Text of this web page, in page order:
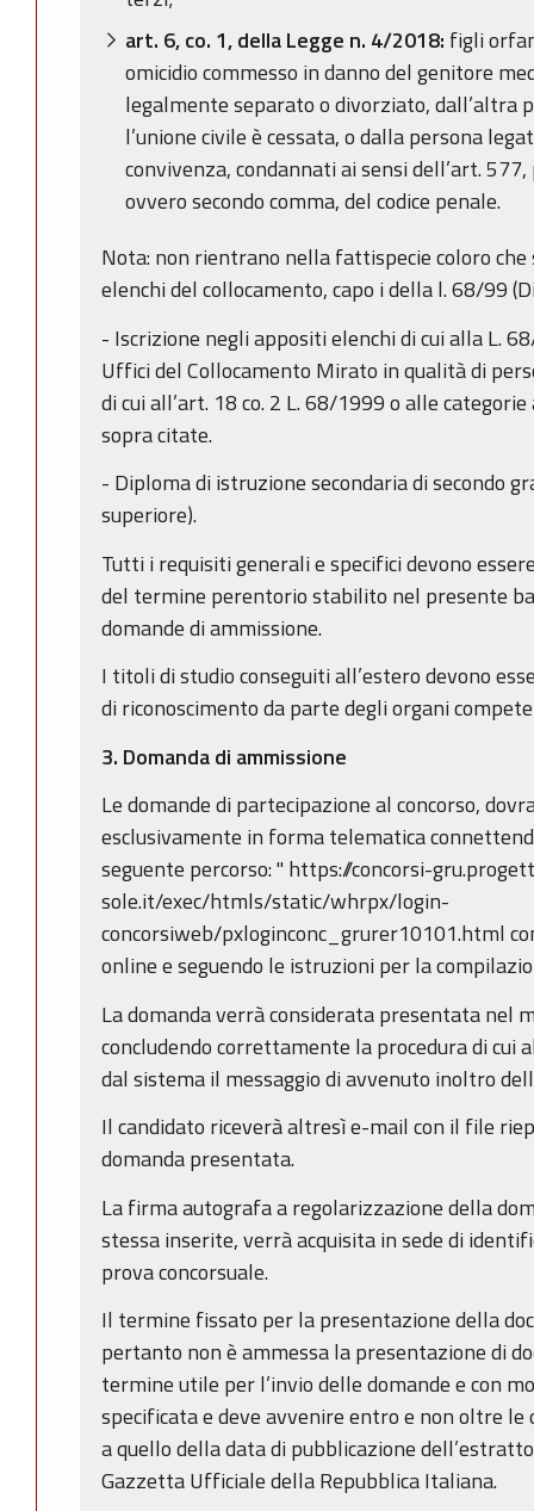
art. 6, co. 1, della Legge n. 4/2018: figli
omicidio commesso in danno del genitore
legalmente separato o divorziato, dall’altra
l’unione civile è cessata, o dalla persona
convivenza, condannati ai sensi dell’art.
ovvero secondo comma, del codice penale.
Nota: non rientrano nella fattispecie coloro
elenchi del collocamento, capo i della l. 68/99
- Iscrizione negli appositi elenchi di cui alla L.
Uffici del Collocamento Mirato in qualità di
di cui all’art. 18 co. 2 L. 68/1999 o alle
sopra citate.
- Diploma di istruzione secondaria di secondo
superiore).
Tutti i requisiti generali e specifici devono
del termine perentorio stabilito nel presente
domande di ammissione.
I titoli di studio conseguiti all’estero devono
di riconoscimento da parte degli organi
3. Domanda di ammissione
Le domande di partecipazione al concorso,
esclusivamente in forma telematica
seguente percorso: " https://concorsi-
sole.it/exec/htmls/static/whrpx/login-
concorsiweb/pxloginconc_grurer10101.html
online e seguendo le istruzioni per la
La domanda verrà considerata presentata nel
concludendo correttamente la procedura di cui
dal sistema il messaggio di avvenuto inoltro
Il candidato riceverà altresì e-mail con il file
domanda presentata.
La firma autografa a regolarizzazione della
stessa inserite, verrà acquisita in sede di
prova concorsuale.
Il termine fissato per la presentazione della
pertanto non è ammessa la presentazione di
termine utile per l’invio delle domande e con
specificata e deve avvenire entro e non oltre le
a quello della data di pubblicazione
Gazzetta Ufficiale della Repubblica Italiana.